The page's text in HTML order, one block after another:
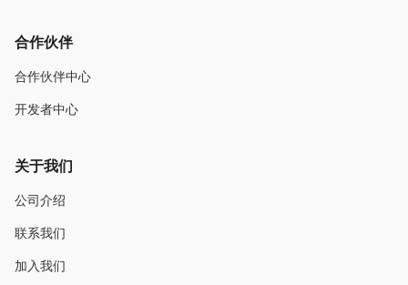
合作伙伴
合作伙伴中心
开发者中心
关于我们
公司介绍
联系我们
加入我们